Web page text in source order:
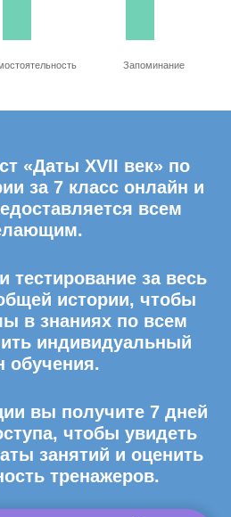
Запоминание
«Даты XVII век» по
за 7 класс онлайн и
всем
тестирование за весь
истории, чтобы
в знаниях по всем
индивидуальный
обучения.
вы получите 7 дней
чтобы увидеть
занятий и оценить
тренажеров.